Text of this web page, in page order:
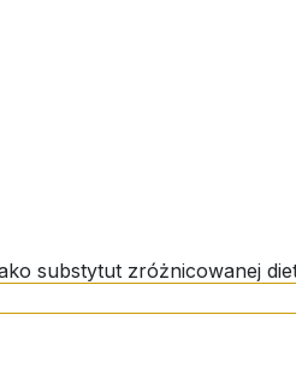
substytut zróżnicowanej